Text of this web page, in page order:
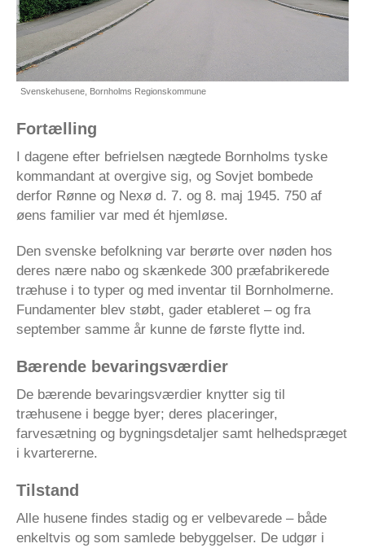
Svenskehusene, Bornholms Regionskommune
Fortælling
I dagene efter befrielsen nægtede Bornholms tyske
kommandant at overgive sig, og Sovjet bombede
derfor Rønne og Nexø d. 7. og 8. maj 1945. 750 af
øens familier var med ét hjemløse.
Den svenske befolkning var berørte over nøden hos
deres nære nabo og skænkede 300 præfabrikerede
træhuse i to typer og med inventar til Bornholmerne.
Fundamenter blev støbt, gader etableret – og fra
september samme år kunne de første flytte ind.
Bærende bevaringsværdier
De bærende bevaringsværdier knytter sig til
træhusene i begge byer; deres placeringer,
farvesætning og bygningsdetaljer samt helhedspræget
i kvartererne.
Tilstand
Alle husene findes stadig og er velbevarede – både
enkeltvis og som samlede bebyggelser. De udgør i